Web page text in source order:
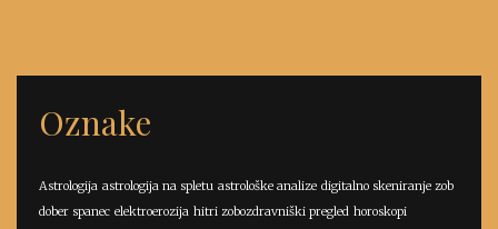
Oznake
Astrologija astrologija na spletu astrološke analize digitalno skeniranje zob
dober spanec elektroerozija hitri zobozdravniški pregled horoskopi